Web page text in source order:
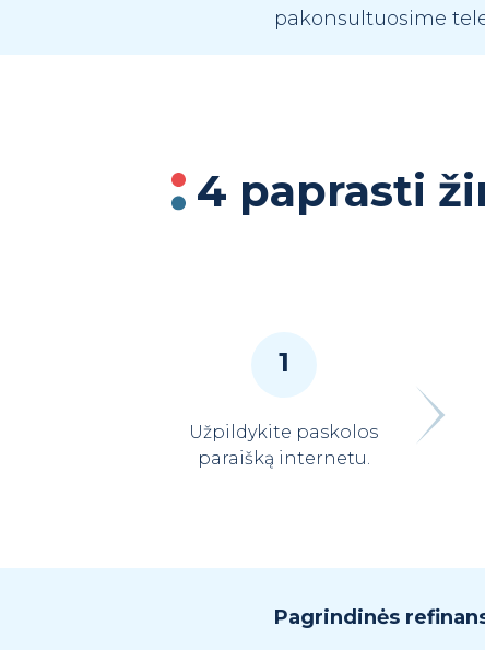
pakonsultuosime
4 paprasti
1
Užpildykite paskolos
paraišką internetu.
Pagrindinės